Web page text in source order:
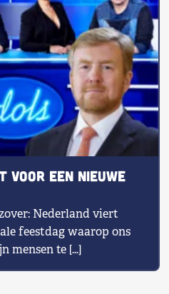
een nieuwe
Nederland viert
feestdag waarop ons
mensen te […]